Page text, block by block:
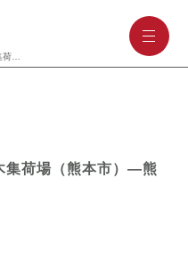
--
集荷場（熊本市）―熊